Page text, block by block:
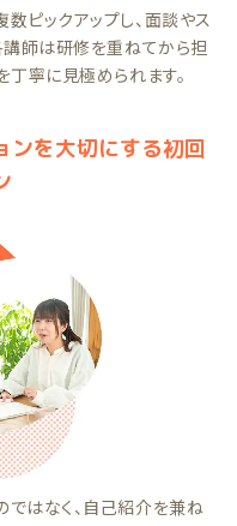
ピックアップし、面談やス
講師は研修を重ねてから担
丁寧に見極められます。
ンを大切にする初回
はなく、自己紹介を兼ね